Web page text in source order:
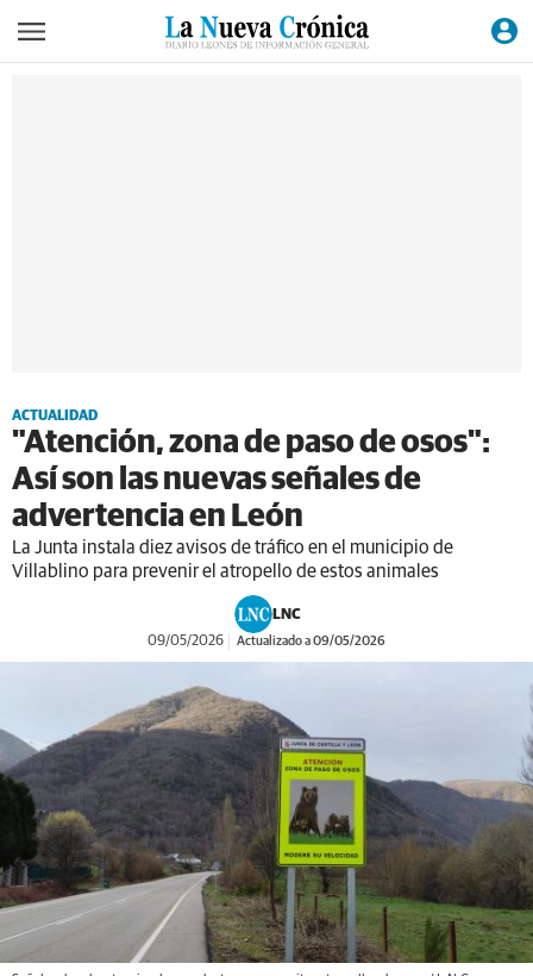
ACTUALIDAD
"Atención, zona de paso de osos":
Así son las nuevas señales de
advertencia en León
La Junta instala diez avisos de tráfico en el municipio de
Villablino para prevenir el atropello de estos animales
LNC
09/05/2026 Actualizado a 09/05/2026